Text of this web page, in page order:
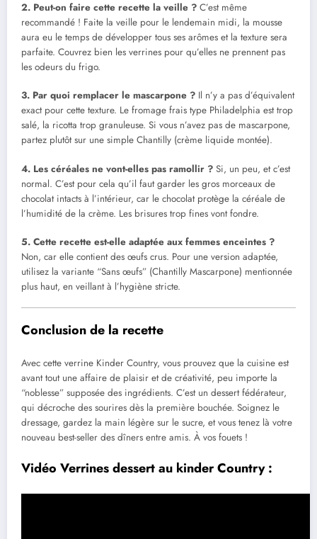
2. Peut-on faire cette recette la veille ? C’est même
recommandé ! Faite la veille pour le lendemain midi, la mousse
aura eu le temps de développer tous ses arômes et la texture sera
parfaite. Couvrez bien les verrines pour qu’elles ne prennent pas
les odeurs du frigo.
3. Par quoi remplacer le mascarpone ? Il n’y a pas d’équivalent
exact pour cette texture. Le fromage frais type Philadelphia est trop
salé, la ricotta trop granuleuse. Si vous n’avez pas de mascarpone,
partez plutôt sur une simple Chantilly (crème liquide montée).
4. Les céréales ne vont-elles pas ramollir ? Si, un peu, et c’est
normal. C’est pour cela qu’il faut garder les gros morceaux de
chocolat intacts à l’intérieur, car le chocolat protège la céréale de
l’humidité de la crème. Les brisures trop fines vont fondre.
5. Cette recette est-elle adaptée aux femmes enceintes ?
Non, car elle contient des œufs crus. Pour une version adaptée,
utilisez la variante “Sans œufs” (Chantilly Mascarpone) mentionnée
plus haut, en veillant à l’hygiène stricte.
Conclusion de la recette
Avec cette verrine Kinder Country, vous prouvez que la cuisine est
avant tout une affaire de plaisir et de créativité, peu importe la
“noblesse” supposée des ingrédients. C’est un dessert fédérateur,
qui décroche des sourires dès la première bouchée. Soignez le
dressage, gardez la main légère sur le sucre, et vous tenez là votre
nouveau best-seller des dîners entre amis. À vos fouets !
Vidéo Verrines dessert au kinder Country :